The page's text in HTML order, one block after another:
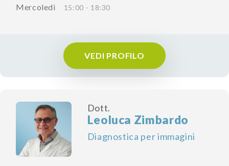
Mercoledì
15:00 - 18:30
VEDI PROFILO
Dott.
Leoluca Zimbardo
Diagnostica per immagini